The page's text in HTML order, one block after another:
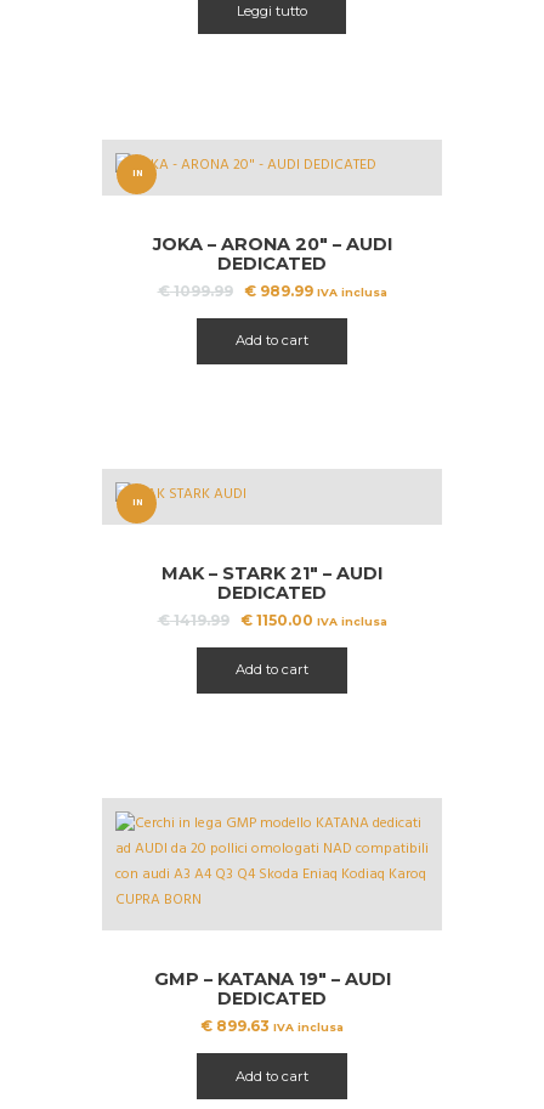
Leggi tutto
IN
JOKA – ARONA 20″ – AUDI
DEDICATED
€1099.99
Il
era:
€ 1099.99.
€989.99Il
€ 989.99.
IVA inclusa
Add to cart
IN
MAK – STARK 21″ – AUDI
DEDICATED
€1419.99
Il
era:
€ 1419.99.
€1150.00Il
€ 1150.00.
IVA inclusa
Add to cart
GMP – KATANA 19″ – AUDI
DEDICATED
€ 899.63 IVA inclusa
Add to cart